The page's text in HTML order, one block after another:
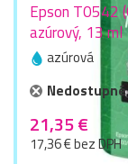
Epson T0542
azúrový, 13 ml
azúrová
Nedostupné
21,35 €
17,36 € bez DPH